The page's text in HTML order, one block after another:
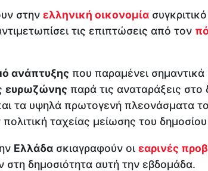
στην ελληνική οικονομία συγκριτικό
τις επιπτώσεις από τον
ανάπτυξης που παραμένει
ευρωζώνης παρά τις αναταράξεις στο
τα υψηλά πρωτογενή πλεονάσματα
ταχείας μείωσης του
Ελλάδα σκιαγραφούν οι εαρινές
στη δημοσιότητα αυτή την εβδομάδα.